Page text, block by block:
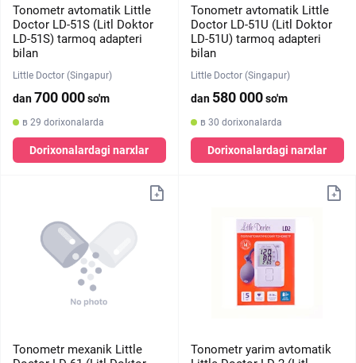
Tonometr avtomatik Little
Doctor LD-51S (Litl Doktor
LD-51S) tarmoq adapteri
bilan
Little Doctor (Singapur)
dan700 000so'm
в 29 dorixonalarda
Dorixonalardagi narxlar
Tonometr avtomatik Little
Doctor LD-51U (Litl Doktor
LD-51U) tarmoq adapteri
bilan
Little Doctor (Singapur)
dan 580 000so'm
в 30 dorixonalarda
Dorixonalardagi narxlar
Tonometr mexanik Little
Tonometr yarim avtomatik